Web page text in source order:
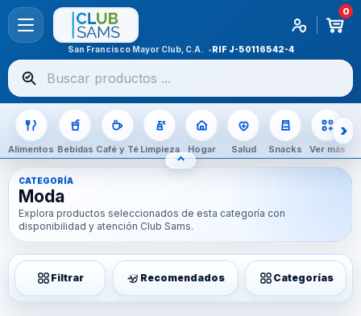
0
San Francisco Mayor Club, C.A. RIF J-50116542-4
Buscar
productos
Alimentos Bebidas Café y Té Limpieza Hogar Salud Snacks Ver más
⌃OCULTAR CATEGORÍAS
CATEGORÍA
Moda
Explora productos seleccionados de esta categoría con
disponibilidad y atención Club Sams.
Filtrar Recomendados Categorías